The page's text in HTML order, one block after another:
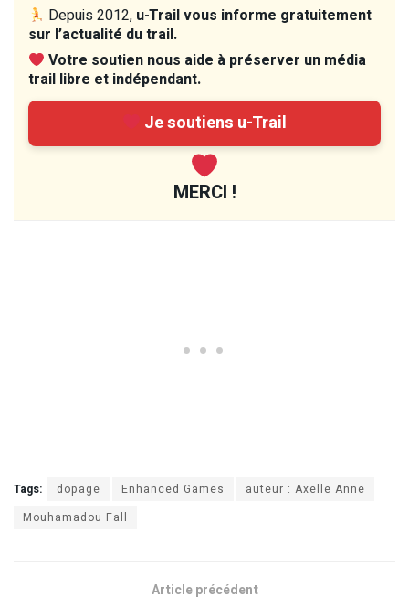
Depuis 2012, u-Trail vous informe gratuitement
sur l’actualité du trail.
Votre soutien nous aide à préserver un média
trail libre et indépendant.
Je soutiens u-Trail
MERCI !
Tags: dopage Enhanced Games
auteur : Axelle Anne
Mouhamadou Fall
Article précédent